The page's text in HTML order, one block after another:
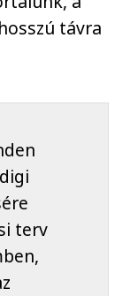
távra
terv